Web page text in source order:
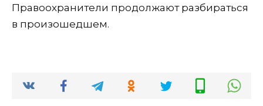
Правоохранители продолжают разбираться
в произошедшем.